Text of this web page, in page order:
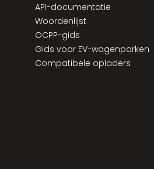
API-documentatie
Woordenlijst
OCPP-gids
Gids voor EV-wagenparken
Compatibele opladers